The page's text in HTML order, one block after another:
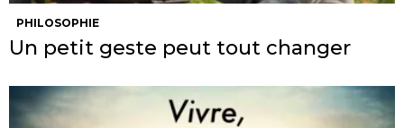
PHILOSOPHIE
Un petit geste peut tout changer